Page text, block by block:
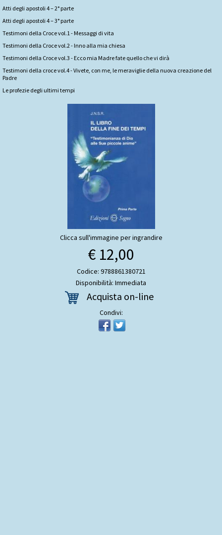
Atti degli apostoli 4 – 2° parte
Atti degli apostoli 4 – 3° parte
Testimoni della Croce vol.1 - Messaggi di vita
Testimoni della Croce vol.2 - Inno alla mia chiesa
Testimoni della Croce vol.3 - Ecco mia Madre fate quello che vi dirà
Testimoni della croce vol.4 - Vivete, con me, le meraviglie della nuova creazione del
Padre
Le profezie degli ultimi tempi
Clicca sull'immagine per ingrandire
€ 12,00
Codice: 9788861380721
Disponibilità: Immediata
Acquista on-line
Condivi: